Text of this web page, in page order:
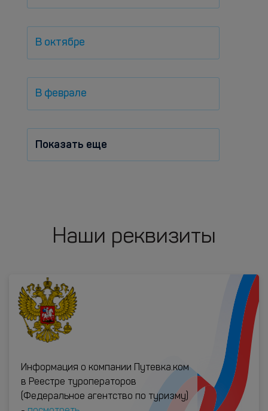
В октябре
В феврале
Показать еще
Наши реквизиты
Информация о компании Путевка.ком
в Реестре туроператоров
(Федеральное агентство по туризму)